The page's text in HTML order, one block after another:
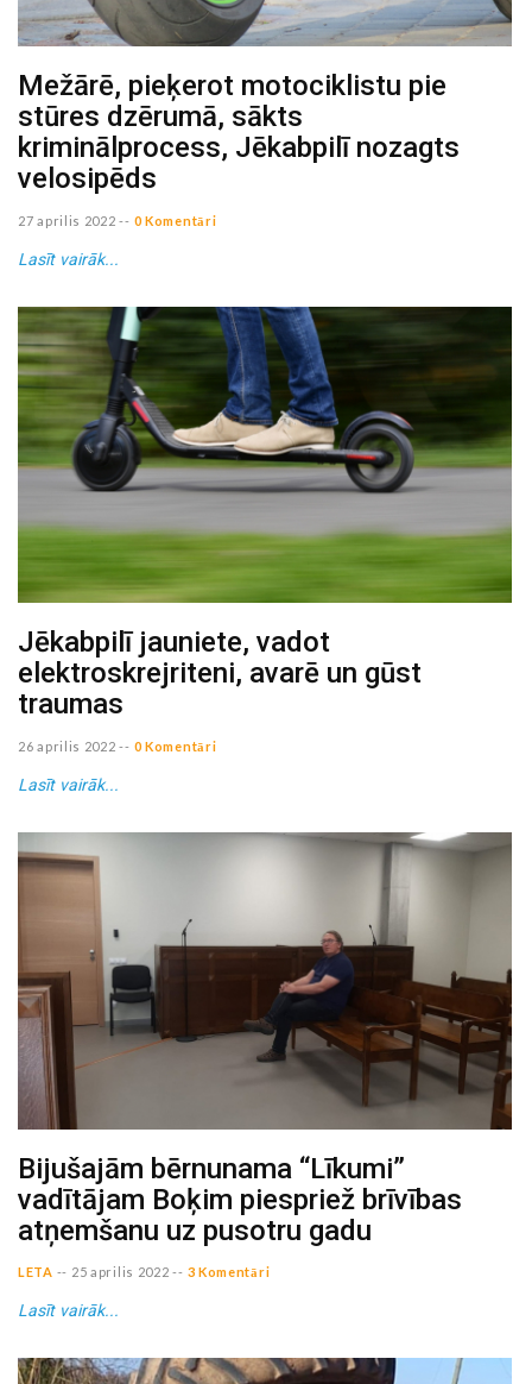
Mežārē, pieķerot motociklistu pie
stūres dzērumā, sākts
kriminālprocess, Jēkabpilī nozagts
velosipēds
27 aprilis 2022 -- 0 Komentāri
Lasīt vairāk...
Jēkabpilī jauniete, vadot
elektroskrejriteni, avarē un gūst
traumas
26 aprilis 2022 -- 0 Komentāri
Lasīt vairāk...
Bijušajām bērnunama “Līkumi”
vadītājam Boķim piespriež brīvības
atņemšanu uz pusotru gadu
LETA -- 25 aprilis 2022 -- 3 Komentāri
Lasīt vairāk...